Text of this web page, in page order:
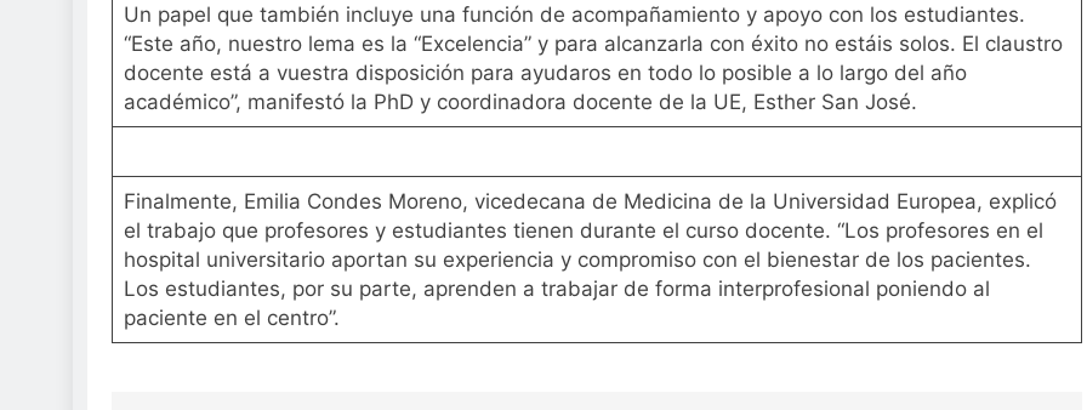
Un papel que también incluye una función de acompañamiento y apoyo con los estudiantes.
“Este año, nuestro lema es la “Excelencia” y para alcanzarla con éxito no estáis solos. El claustro
docente está a vuestra disposición para ayudaros en todo lo posible a lo largo del año
académico”, manifestó la PhD y coordinadora docente de la UE, Esther San José.
Finalmente, Emilia Condes Moreno, vicedecana de Medicina de la Universidad Europea, explicó
el trabajo que profesores y estudiantes tienen durante el curso docente. “Los profesores en el
hospital universitario aportan su experiencia y compromiso con el bienestar de los pacientes.
Los estudiantes, por su parte, aprenden a trabajar de forma interprofesional poniendo al
paciente en el centro”.